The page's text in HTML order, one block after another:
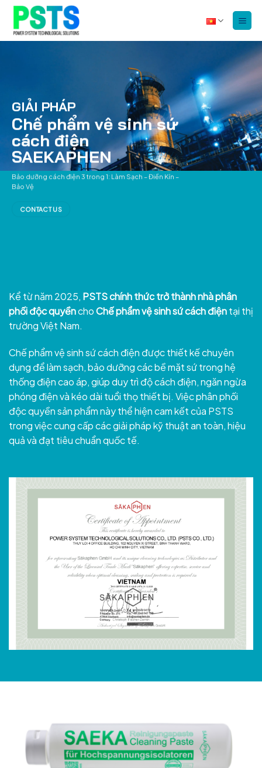
GIẢI PHÁP
Chế phẩm vệ sinh sứ
cách điện
SAEKAPHEN
Bảo dưỡng cách điện 3 trong 1: Làm Sạch – Điền Kín –
Bảo Vệ
CONTACT US
Kể từ năm 2025, PSTS chính thức trở thành nhà phân
phối độc quyềnchoChế phẩm vệ sinh sứ cách điệntại thị
trường Việt Nam.
Chế phẩm vệ sinh sứ cách điện được thiết kế chuyên
dụng để làm sạch, bảo dưỡng các bề mặt sứ trong hệ
thống điện cao áp, giúp duy trì độ cách điện, ngăn ngừa
phóng điện và kéo dài tuổi thọ thiết bị. Việc phân phối
độc quyền sản phẩm này thể hiện cam kết của PSTS
trong việc cung cấp các giải pháp kỹ thuật an toàn, hiệu
quả và đạt tiêu chuẩn quốc tế.